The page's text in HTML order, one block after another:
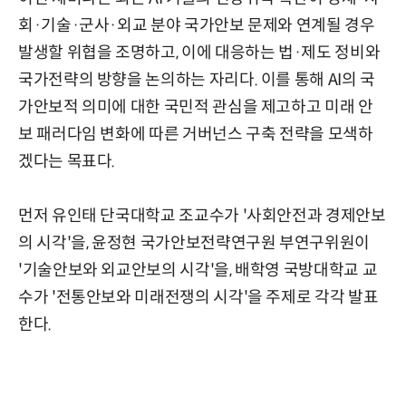
회·기술·군사·외교 분야 국가안보 문제와 연계될 경우
발생할 위협을 조명하고, 이에 대응하는 법·제도 정비와
국가전략의 방향을 논의하는 자리다. 이를 통해 AI의 국
가안보적 의미에 대한 국민적 관심을 제고하고 미래 안
보 패러다임 변화에 따른 거버넌스 구축 전략을 모색하
겠다는 목표다.
먼저 유인태 단국대학교 조교수가 '사회안전과 경제안보
의 시각'을, 윤정현 국가안보전략연구원 부연구위원이
'기술안보와 외교안보의 시각'을, 배학영 국방대학교 교
수가 '전통안보와 미래전쟁의 시각'을 주제로 각각 발표
한다.